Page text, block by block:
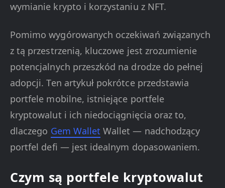
wymianie krypto i korzystaniu z NFT.
Pomimo wygórowanych oczekiwań związanych
z tą przestrzenią, kluczowe jest zrozumienie
potencjalnych przeszkód na drodze do pełnej
adopcji. Ten artykuł pokrótce przedstawia
portfele mobilne, istniejące portfele
kryptowalut i ich niedociągnięcia oraz to,
dlaczego Gem Wallet Wallet — nadchodzący
portfel defi — jest idealnym dopasowaniem.
Czym są portfele kryptowalut